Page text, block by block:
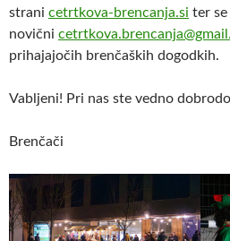
strani cetrtkova-brencanja.si ter
novični
prihajajočih brenčaških dogodkih.
Vabljeni! Pri nas ste vedno
Brenčači